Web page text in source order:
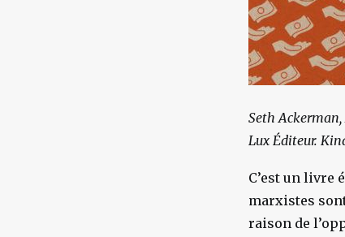
Seth
Lux Éditeur.
C’est un livre
marxistes
raison de